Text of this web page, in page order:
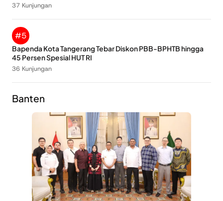
37 Kunjungan
#5
Bapenda Kota Tangerang Tebar Diskon PBB-BPHTB hingga
45 Persen Spesial HUT RI
36 Kunjungan
Banten